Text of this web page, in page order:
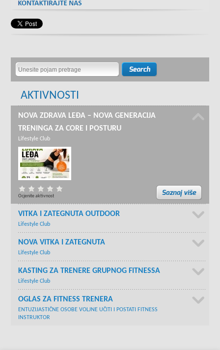
AKTIVNOSTI
NOVA ZDRAVA LEĐA – NOVA GENERACIJA
TRENINGA ZA CORE I POSTURU
Lifestyle Club
Ocjenite aktivnost
VITKA I ZATEGNUTA OUTDOOR
Lifestyle Club
NOVA VITKA I ZATEGNUTA
Lifestyle Club
KASTING ZA TRENERE GRUPNOG FITNESSA
Lifestyle Club
OGLAS ZA FITNESS TRENERA
ENTUZIJASTIČNE OSOBE VOLJNE UČITI I POSTATI FITNESS
INSTRUKTOR